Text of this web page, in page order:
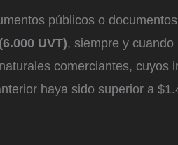
públicos o
UVT), siempre y cuando
comerciantes, cuyos
haya sido superior a